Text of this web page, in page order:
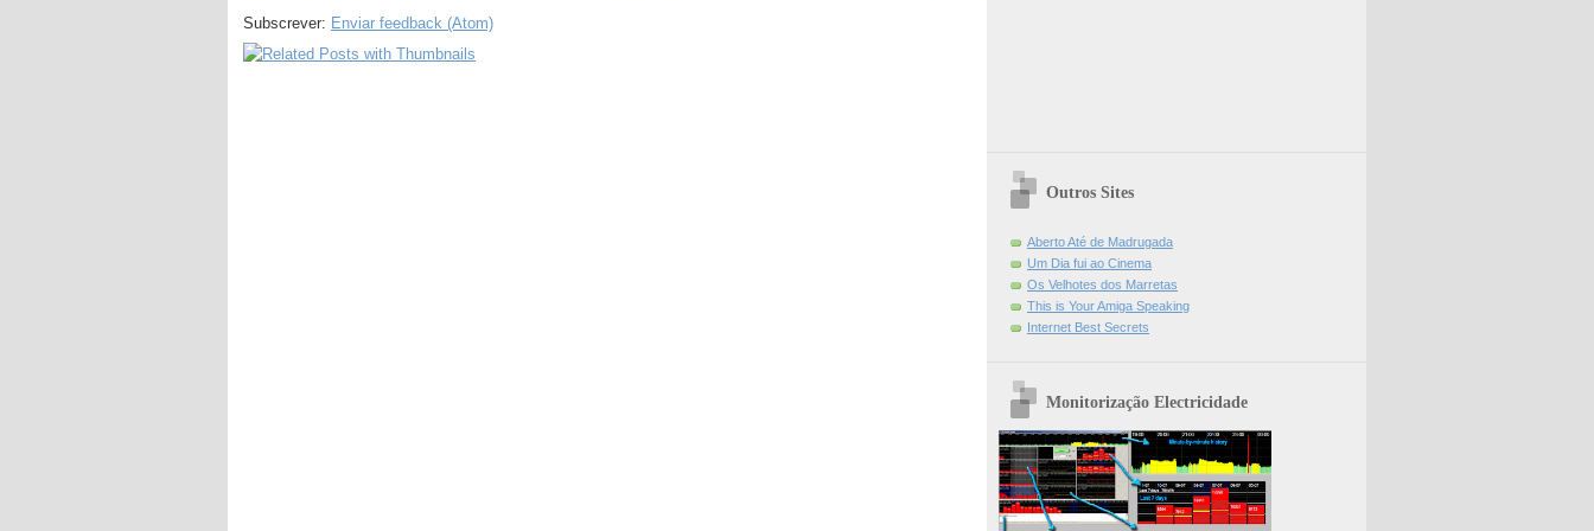
Subscrever: Enviar feedback (Atom)
Outros Sites
Aberto Até de Madrugada
Um Dia fui ao Cinema
Os Velhotes dos Marretas
This is Your Amiga Speaking
Internet Best Secrets
Monitorização Electricidade